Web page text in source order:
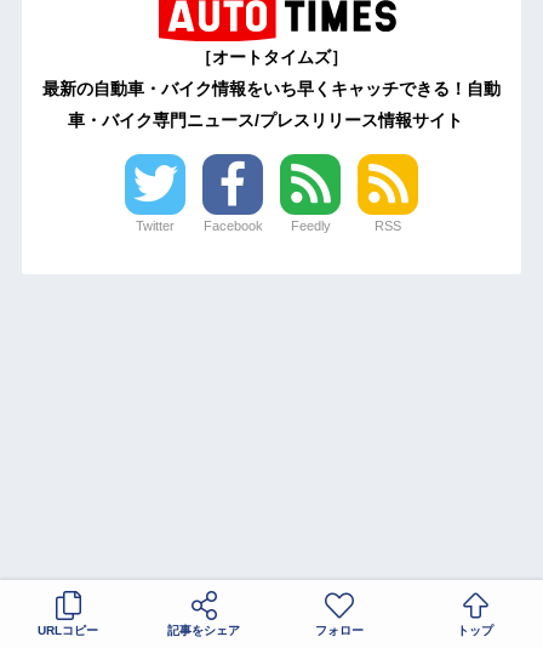
［オートタイムズ］
最新の自動車・バイク情報をいち早くキャッチできる！自動
車・バイク専門ニュース/プレスリリース情報サイト
Twitter Facebook Feedly RSS
URLコピー 記事をシェア フォロー トップ